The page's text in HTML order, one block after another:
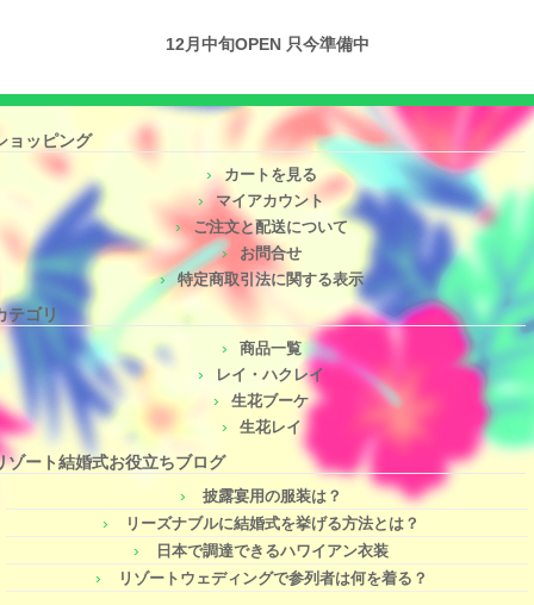
12月中旬OPEN 只今準備中
ョッピング
カートを見る
マイアカウント
ご注文と配送について
お問合せ
特定商取引法に関する表示
テゴリ
商品一覧
レイ・ハクレイ
生花ブーケ
生花レイ
ゾート結婚式お役立ちブログ
披露宴用の服装は？
リーズナブルに結婚式を挙げる方法とは？
日本で調達できるハワイアン衣装
リゾートウェディングで参列者は何を着る？